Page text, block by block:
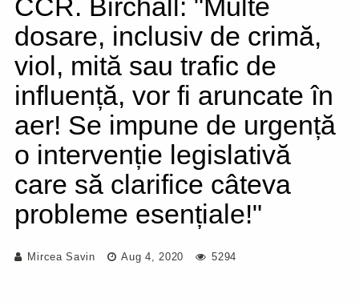
CCR. Birchall: "Multe
dosare, inclusiv de crimă,
viol, mită sau trafic de
influență, vor fi aruncate în
aer! Se impune de urgență
o intervenție legislativă
care să clarifice câteva
probleme esențiale!"
Mircea Savin Aug 4, 2020 5294